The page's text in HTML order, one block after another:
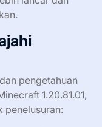
pengetahuan
1.20.81.01,
penelusuran: